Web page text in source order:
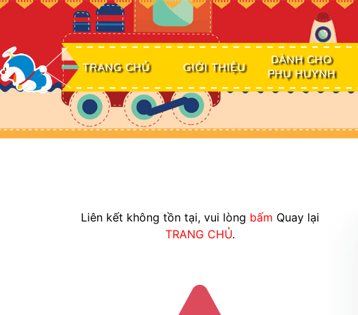
TRANG CHỦ GIỚI THIỆU
DÀNH CHO
PHỤ HUYNH
Liên kết không tồn tại, vui lòng bấm Quay lại
TRANG CHỦ.